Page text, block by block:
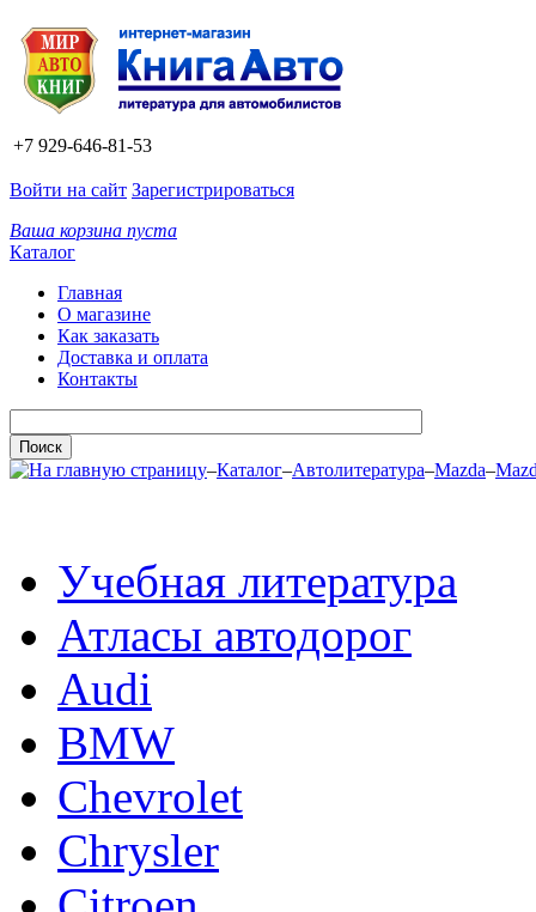
+7 929-646-81-53
Войти на сайт Зарегистрироваться
Ваша корзина пуста
Каталог
Главная
О магазине
Как заказать
Доставка и оплата
Контакты
–Каталог–Автолитература–Mazda–
Учебная литература
Атласы автодорог
Audi
BMW
Chevrolet
Chrysler